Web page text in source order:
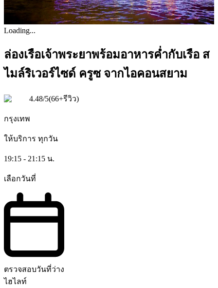
Loading...
ล่องเรือเจ้าพระยาพร้อมอาหารค่ำกับเรือ ส
ไมล์ริเวอร์ไซด์ ครูซ จากไอคอนสยาม
4.48/5(66+รีวิว)
กรุงเทพ
ให้บริการ ทุกวัน
19:15 - 21:15 น.
เลือกวันที่
ตรวจสอบวันที่ว่าง
ไฮไลท์